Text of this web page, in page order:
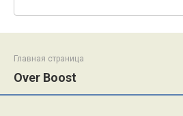
Главная страница
Over Boost